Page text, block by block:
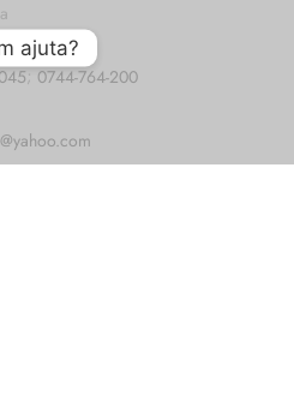
; 0744-764-200
ajuta?